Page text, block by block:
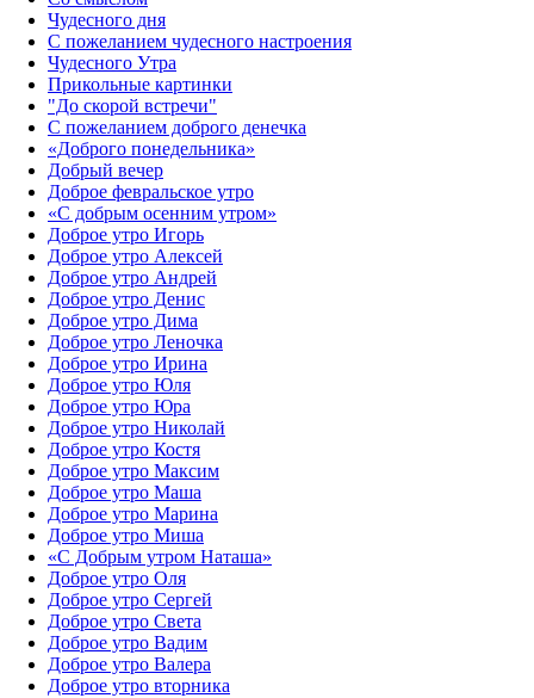
Чудесного дня
С пожеланием чудесного настроения
Чудесного Утра
Прикольные картинки
"До скорой встречи"
С пожеланием доброго денечка
«Доброго понедельника»‎
Добрый вечер
Доброе февральское утро
«С добрым осенним утром»‎
Доброе утро Игорь
Доброе утро Алексей
Доброе утро Андрей
Доброе утро Денис
Доброе утро Дима
Доброе утро Леночка
Доброе утро Ирина
Доброе утро Юля
Доброе утро Юра
Доброе утро Николай
Доброе утро Костя
Доброе утро Максим
Доброе утро Маша
Доброе утро Марина
Доброе утро Миша
«С Добрым утром Наташа»
Доброе утро Оля
Доброе утро Сергей
Доброе утро Света
Доброе утро Вадим
Доброе утро Валера
Доброе утро вторника